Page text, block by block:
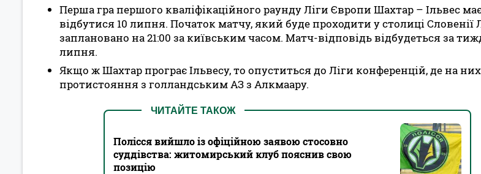
Перша гра першого кваліфікаційного раунду Ліги Європи Шахтар – Ільвес
відбутися 10 липня. Початок матчу, який буде проходити у столиці Словенії
заплановано на 21:00 за київським часом. Матч-відповідь відбудеться за
липня.
Якщо ж Шахтар програє Ільвесу, то опуститься до Ліги конференцій, де на
протистояння з голландським АЗ з Алкмаару.
ЧИТАЙТЕ ТАКОЖ
Полісся вийшло із офіційною заявою стосовно
суддівства: житомирський клуб пояснив свою
позицію